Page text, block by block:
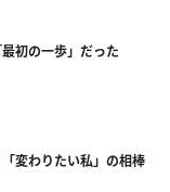
初の一歩」だった
変わりたい私」の相棒